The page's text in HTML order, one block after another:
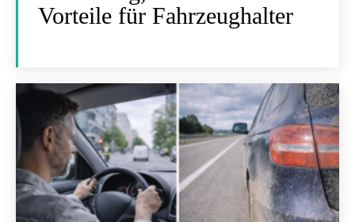
Vorteile für Fahrzeughalter